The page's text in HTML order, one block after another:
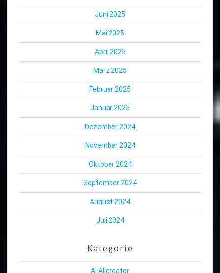
Juni 2025
Mai 2025
April 2025
März 2025
Februar 2025
Januar 2025
Dezember 2024
November 2024
Oktober 2024
September 2024
August 2024
Juli 2024
Kategorie
AI Allcreator